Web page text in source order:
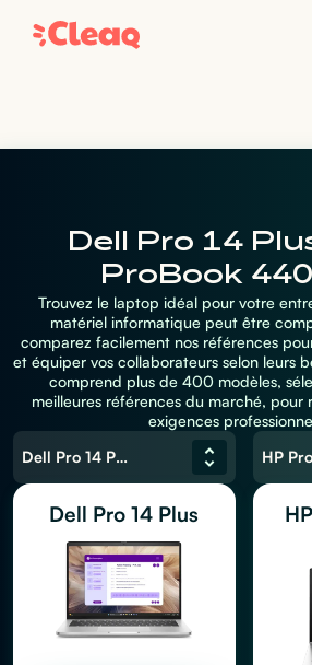
Dell Pro 14
ProBook
Trouvez le laptop idéal pour votre
matériel informatique peut être
comparez facilement nos références
et équiper vos collaborateurs selon leurs
comprend plus de 400 modèles,
meilleures références du marché, pour
exigences
Dell Pro 14 Plus
Dell Pro 14 Plus